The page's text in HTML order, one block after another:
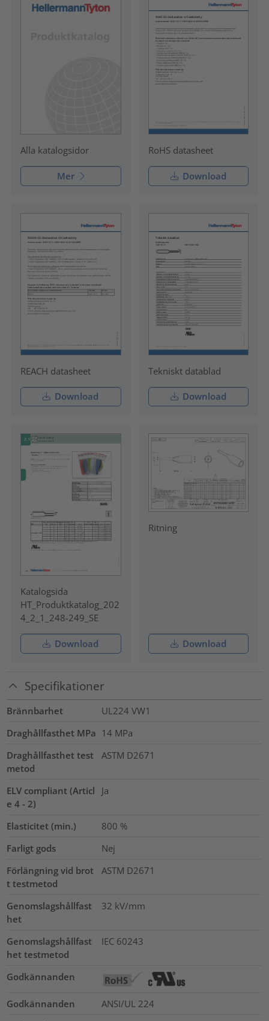
Alla katalogsidor
Mer
RoHS datasheet
Download
REACH datasheet
Download
Tekniskt datablad
Download
Katalogsida
HT_Produktkatalog_202
4_2_1_248-249_SE
Download
Ritning
Download
Specifikationer
Brännbarhet
UL224 VW1
Draghållfasthet MPa 14 MPa
Draghållfasthet test
metod
ASTM D2671
ELV compliant (Articl
e 4 - 2)
Ja
Elasticitet (min.) 800 %
Farligt gods
Nej
Förlängning vid brot
t testmetod
ASTM D2671
Genomslagshållfast
het
32 kV/mm
Genomslagshållfast
het testmetod
IEC 60243
Godkännanden
Godkännanden
ANSI/UL 224